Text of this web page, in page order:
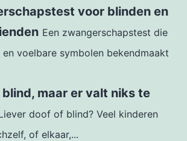
voor blinden en
Een zwangerschapstest die
voelbare symbolen bekendmaakt
maar er valt niks te
doof of blind? Veel kinderen
of elkaar,...